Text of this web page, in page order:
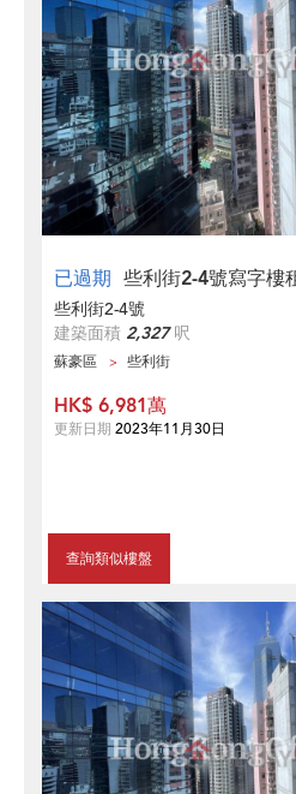
已過期 些利街2-4號寫字樓
些利街2-4號
建築面積 2,327呎
蘇豪區 些利街
查詢類似樓盤
HK$ 6,981萬
更新日期 2023年11月30日